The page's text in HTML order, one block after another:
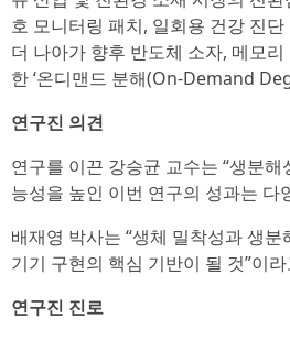
호 모니터링 패치, 일회용 건강 진
더 나아가 향후 반도체 소자, 메모
한 ‘온디맨드 분해(On-Demand
연구진 의견
연구를 이끈 강승균 교수는 “생분
능성을 높인 이번 연구의 성과는
배재영 박사는 “생체 밀착성과 생
기기 구현의 핵심 기반이 될 것”이
연구진 진로